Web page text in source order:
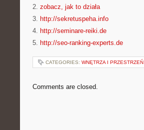
2. zobacz, jak to działa
3. http://sekretuspeha.info
4. http://seminare-reiki.de
5. http://seo-ranking-experts.de
CATEGORIES: WNĘTRZA I PRZESTRZEŃ
Comments are closed.